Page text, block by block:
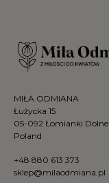
MIŁA ODMIANA
Łużycka 15
05-092 Łomianki Dolne
Poland
+48 880 613 373
sklep@milaodmiana.pl